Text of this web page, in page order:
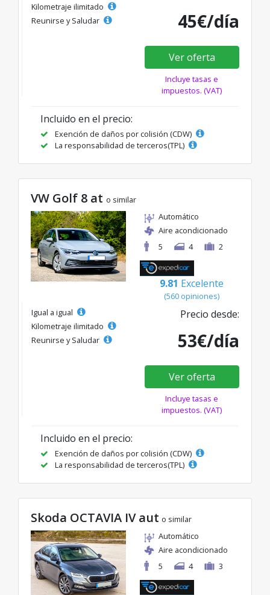
Kilometraje ilimitado
Reunirse y Saludar
45€/día
Ver oferta
Incluye tasas e
impuestos. (VAT)
Incluido en el precio:
Exención de daños por colisión (CDW)
La responsabilidad de terceros(TPL)
VW Golf 8 at o similar
Automático
Aire acondicionado
5
4 2
9.81 Excelente
(560 opiniones)
Igual a igual
Kilometraje ilimitado
Reunirse y Saludar
Precio desde:
53€/día
Ver oferta
Incluye tasas e
impuestos. (VAT)
Incluido en el precio:
Exención de daños por colisión (CDW)
La responsabilidad de terceros(TPL)
Skoda OCTAVIA IV aut o similar
Automático
Aire acondicionado
5
4 3